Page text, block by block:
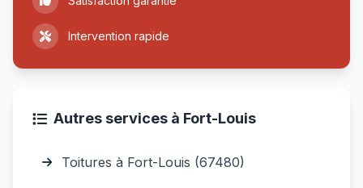
Intervention rapide
Autres services à Fort-Louis
Toitures à Fort-Louis (67480)